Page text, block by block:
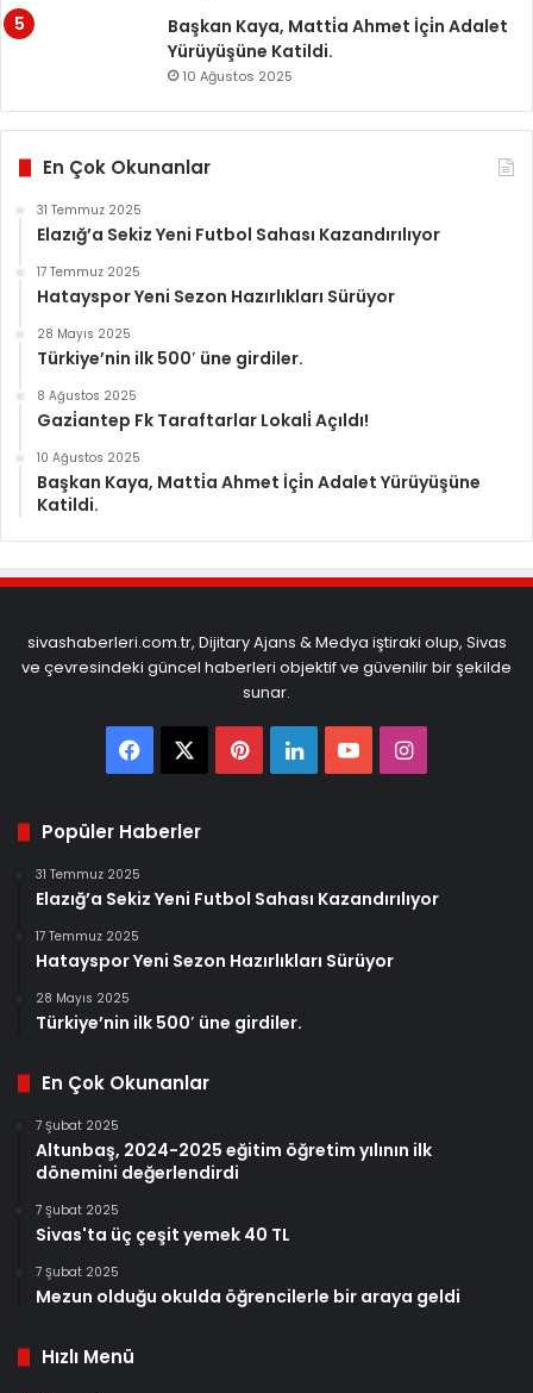
Başkan Kaya, Matti̇a Ahmet İçi̇n Adalet
Yürüyüşüne Katildi.
10 Ağustos 2025
En Çok Okunanlar
31 Temmuz 2025
Elazığ’a Sekiz Yeni Futbol Sahası Kazandırılıyor
17 Temmuz 2025
Hatayspor Yeni Sezon Hazırlıkları Sürüyor
28 Mayıs 2025
Türkiye’nin ilk 500′ üne girdiler.
8 Ağustos 2025
Gazi̇antep Fk Taraftarlar Lokali̇ Açıldı!
10 Ağustos 2025
Başkan Kaya, Matti̇a Ahmet İçi̇n Adalet Yürüyüşüne
Katildi.
sivashaberleri.com.tr, Dijitary Ajans & Medya iştiraki olup, Sivas
ve çevresindeki güncel haberleri objektif ve güvenilir bir şekilde
sunar.
FacebookPinterest
LinkedInYouTubeInstagram
Popüler Haberler
31 Temmuz 2025
Elazığ’a Sekiz Yeni Futbol Sahası Kazandırılıyor
17 Temmuz 2025
Hatayspor Yeni Sezon Hazırlıkları Sürüyor
28 Mayıs 2025
Türkiye’nin ilk 500′ üne girdiler.
En Çok Okunanlar
7 Şubat 2025
Altunbaş, 2024-2025 eğitim öğretim yılının ilk
dönemini değerlendirdi
7 Şubat 2025
Sivas'ta üç çeşit yemek 40 TL
7 Şubat 2025
Mezun olduğu okulda öğrencilerle bir araya geldi
Hızlı Menü